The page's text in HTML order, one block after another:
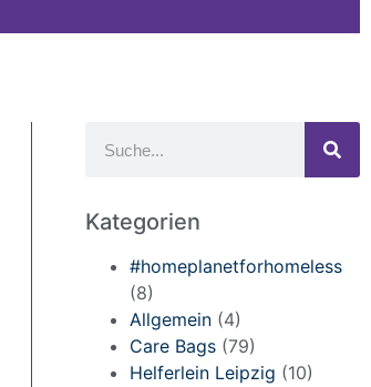
Kategorien
#homeplanetforhomeless
(8)
Allgemein (4)
Care Bags (79)
Helferlein Leipzig (10)